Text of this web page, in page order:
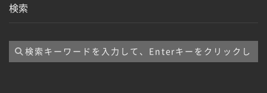
カ
ブ
検索